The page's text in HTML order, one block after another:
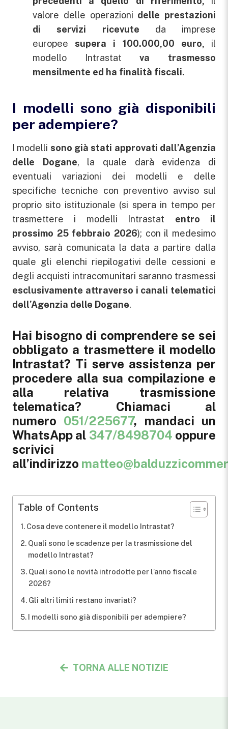
valore delle operazioni delle prestazioni
di servizi ricevute da imprese
europee
supera i 100.000,00 euro, il
modello Intrastat
va trasmesso
mensilmente ed ha finalità fiscali.
I modelli sono già disponibili
per adempiere?
I modelli sono già stati approvati dall’Agenzia
delle Dogane, la quale darà evidenza di
eventuali variazioni dei modelli e delle
specifiche tecniche con preventivo avviso sul
proprio sito istituzionale (si spera in tempo per
trasmettere i modelli Intrastat entro il
prossimo 25 febbraio 2026); con il medesimo
avviso, sarà comunicata la data a partire dalla
quale gli elenchi riepilogativi delle cessioni e
degli acquisti intracomunitari saranno trasmessi
esclusivamente attraverso i canali telematici
dell’Agenzia delle Dogane.
Hai bisogno di comprendere se sei
obbligato a trasmettere il modello
Intrastat? Ti serve assistenza per
procedere alla sua compilazione e
alla relativa trasmissione
telematica? Chiamaci al
numero 051/225677, mandaci un
WhatsApp al 347/8498704 oppure
scrivici
all’indirizzo
Table of Contents
Cosa deve contenere il modello Intrastat?
Quali sono le scadenze per la trasmissione del
modello Intrastat?
Quali sono le novità introdotte per l’anno fiscale
2026?
Gli altri limiti restano invariati?
I modelli sono già disponibili per adempiere?
TORNA ALLE NOTIZIE